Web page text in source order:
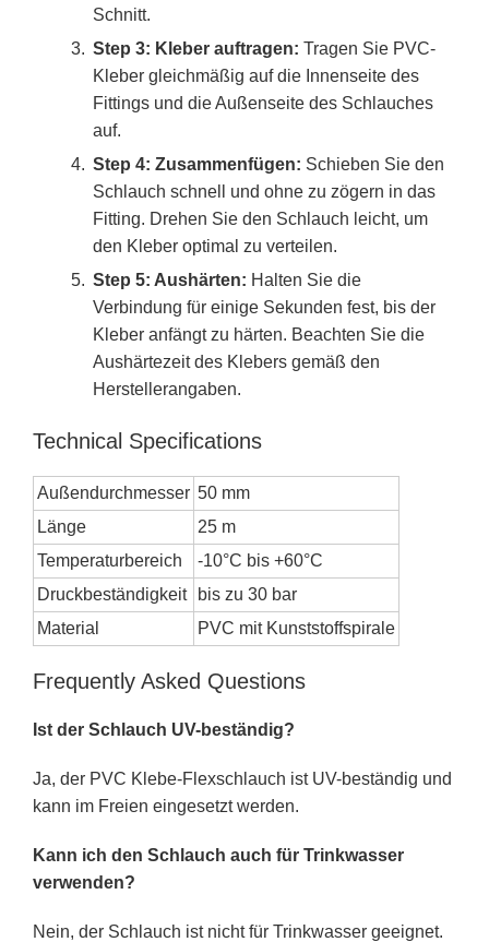
Schnitt.
Step 3: Kleber auftragen: Tragen Sie PVC-
Kleber gleichmäßig auf die Innenseite des
Fittings und die Außenseite des Schlauches
auf.
Step 4: Zusammenfügen: Schieben Sie den
Schlauch schnell und ohne zu zögern in das
Fitting. Drehen Sie den Schlauch leicht, um
den Kleber optimal zu verteilen.
Step 5: Aushärten: Halten Sie die
Verbindung für einige Sekunden fest, bis der
Kleber anfängt zu härten. Beachten Sie die
Aushärtezeit des Klebers gemäß den
Herstellerangaben.
Technical Specifications
Außendurchmesser 50 mm
Länge
25 m
Temperaturbereich
-10°C bis +60°C
Druckbeständigkeit
bis zu 30 bar
Material
PVC mit Kunststoffspirale
Frequently Asked Questions
Ist der Schlauch UV-beständig?
Ja, der PVC Klebe-Flexschlauch ist UV-beständig und
kann im Freien eingesetzt werden.
Kann ich den Schlauch auch für Trinkwasser
verwenden?
Nein, der Schlauch ist nicht für Trinkwasser geeignet.